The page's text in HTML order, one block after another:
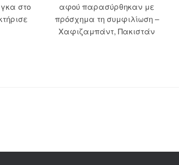
στο
αφού παρασύρθηκαν με
πρόσχημα τη συμφιλίωση –
Χαφιζαμπάντ, Πακιστάν